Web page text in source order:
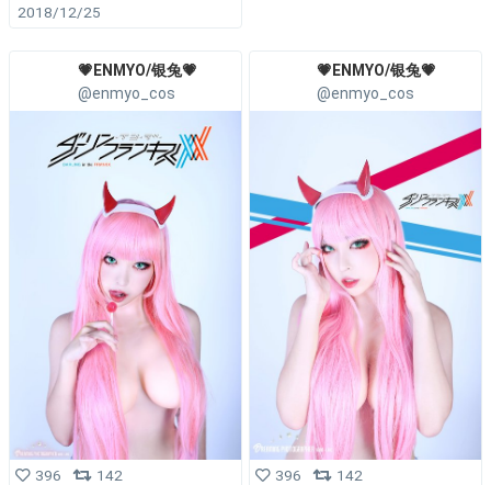
2018/12/25
💗ENMYO/银兔💗
@enmyo_cos
396
142
💗ENMYO/银兔💗
@enmyo_cos
396
142